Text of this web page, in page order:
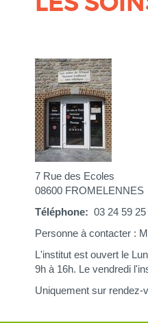
7 Rue des Ecoles
08600 FROMELENNES
Téléphone
03 24 59 25
Personne à contacter :
L'institut est ouvert le
9h à 16h. Le vendredi
Uniquement sur rendez-